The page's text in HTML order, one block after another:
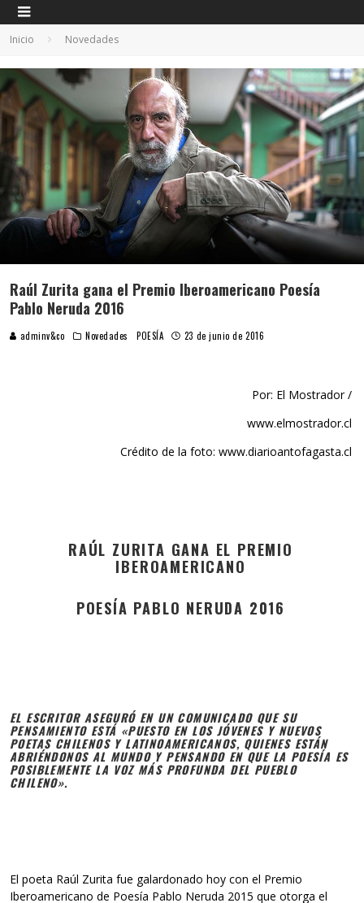
Inicio Novedades
Raúl Zurita gana el Premio Iberoamericano Poesía
Pablo Neruda 2016
adminv&co Novedades POESÍA 23 de junio de 2016
Por: El Mostrador /
www.elmostrador.cl
Crédito de la foto: www.diarioantofagasta.cl
RAÚL ZURITA GANA EL PREMIO
IBEROAMERICANO
POESÍA PABLO NERUDA 2016
EL ESCRITOR ASEGURÓ EN UN COMUNICADO QUE SU
PENSAMIENTO ESTÁ «PUESTO EN LOS JÓVENES Y NUEVOS
POETAS CHILENOS Y LATINOAMERICANOS, QUIENES ESTÁN
ABRIÉNDONOS AL MUNDO Y PENSANDO EN QUE LA POESÍA ES
POSIBLEMENTE LA VOZ MÁS PROFUNDA DEL PUEBLO
CHILENO».
El poeta Raúl Zurita fue galardonado hoy con el Premio
Iberoamericano de Poesía Pablo Neruda 2015 que otorga el